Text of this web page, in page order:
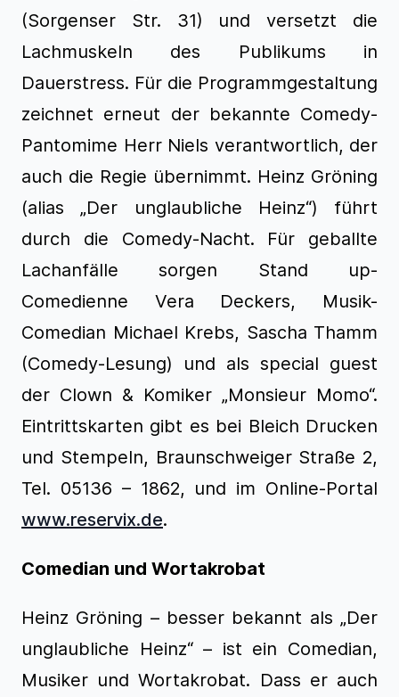
(Sorgenser Str. 31) und versetzt die
Lachmuskeln des Publikums in
Dauerstress. Für die Programmgestaltung
zeichnet erneut der bekannte Comedy-
Pantomime Herr Niels verantwortlich, der
auch die Regie übernimmt. Heinz Gröning
(alias „Der unglaubliche Heinz“) führt
durch die Comedy-Nacht. Für geballte
Lachanfälle sorgen Stand up-
Comedienne Vera Deckers, Musik-
Comedian Michael Krebs, Sascha Thamm
(Comedy-Lesung) und als special guest
der Clown & Komiker „Monsieur Momo“.
Eintrittskarten gibt es bei Bleich Drucken
und Stempeln, Braunschweiger Straße 2,
Tel. 05136 – 1862, und im Online-Portal
www.reservix.de.
Comedian und Wortakrobat
Heinz Gröning – besser bekannt als „Der
unglaubliche Heinz“ – ist ein Comedian,
Musiker und Wortakrobat. Dass er auch